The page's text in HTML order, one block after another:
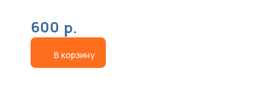
600 р.
В корзину